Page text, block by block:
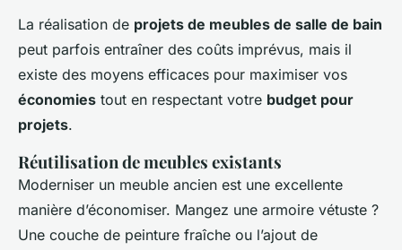
La réalisation de projets de meubles de salle de bain
peut parfois entraîner des coûts imprévus, mais il
existe des moyens efficaces pour maximiser vos
économies tout en respectant votre budget pour
projets.
Réutilisation de meubles existants
Moderniser un meuble ancien est une excellente
manière d’économiser. Mangez une armoire vétuste ?
Une couche de peinture fraîche ou l’ajout de